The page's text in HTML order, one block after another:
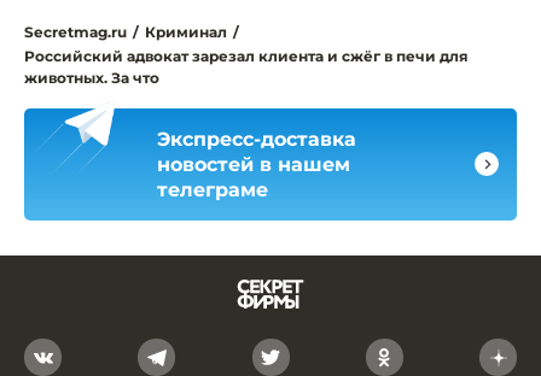
Secretmag.ru / Криминал /
Российский адвокат зарезал клиента и сжёг в печи для
животных. За что
Экспресс-доставка
новостей в нашем
телеграме